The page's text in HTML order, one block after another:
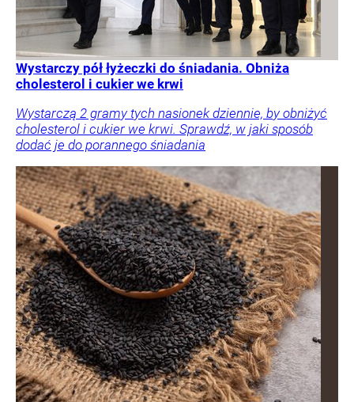
Wystarczy pół łyżeczki do śniadania. Obniża
cholesterol i cukier we krwi
Wystarczą 2 gramy tych nasionek dziennie, by obniżyć
cholesterol i cukier we krwi. Sprawdź, w jaki sposób
dodać je do porannego śniadania